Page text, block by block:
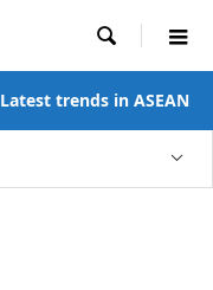

Latest trends in ASEAN